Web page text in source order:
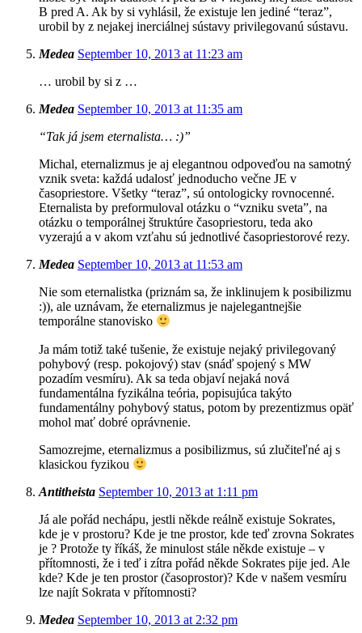
B pred A. Ak by si vyhlásil, že existuje len jediné “teraz”,
urobil by z nejakej inerciálnej sústavy privilegovanú sústavu.
Medea September 10, 2013 at 11:23 am
… urobil by si z …
Medea September 10, 2013 at 11:35 am
“Tak já jsem eternalista… :)”
Michal, eternalizmus je aj elegantnou odpoveďou na samotný
vznik sveta: každá udalosť jednoducho večne JE v
časopriestore. Všetky “teraz”, sú ontologicky rovnocenné.
Eternalista by preformuloval otázku o “vzniku sveta”, na
otázku o temporálnej štruktúre časopriestoru, teda ako
vyzerajú a v akom vzťahu sú jednotlivé časopriestorové rezy.
Medea September 10, 2013 at 11:53 am
Nie som eternalistka (priznám sa, že inklinujem k posibilizmu
:)), ale uznávam, že eternalizmus je najelegantnejšie
temporálne stanovisko
Ja mám totiž také tušenie, že existuje nejaký privilegovaný
pohybový (resp. pokojový) stav (snáď spojený s MW
pozadím vesmíru). Ak sa teda objaví nejaká nová
fundamentálna fyzikálna teória, popisujúca takýto
fundamentálny pohybový status, potom by prezentizmus opäť
mohol mať dobré oprávnenie.
Samozrejme, eternalizmus a posibilizmus, sú zlučiteľné aj s
klasickou fyzikou
Antitheista September 10, 2013 at 1:11 pm
Já ale pořád nechápu, jestli někde reálně existuje Sokrates,
kde je v prostoru? Kde je tne prostor, kde teď zrovna Sokrates
je ? Protože ty říkáš, že minulost stále někde existuje – v
přítomnosti, že i teď i zítra pořád někde Sokrates pije jed. Ale
kde? Kde je ten prostor (časoprostor)? Kde v našem vesmíru
lze najít Sokrata v přítomnosti?
Medea September 10, 2013 at 2:32 pm